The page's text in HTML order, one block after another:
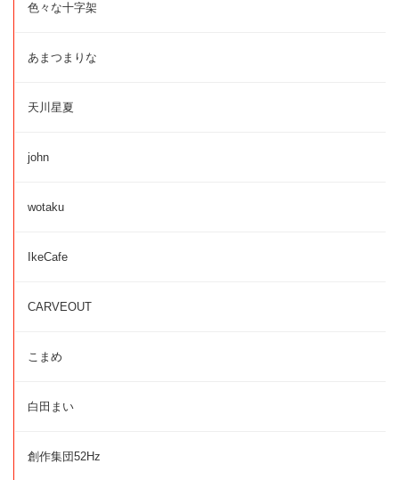
色々な十字架
あまつまりな
天川星夏
john
wotaku
IkeCafe
CARVEOUT
こまめ
白田まい
創作集団52Hz